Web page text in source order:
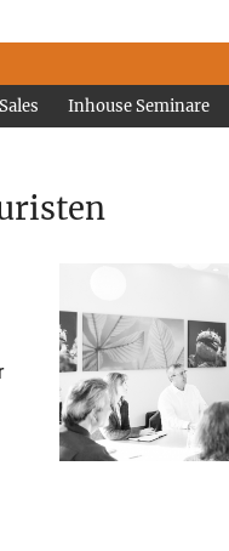
Inhouse Seminare